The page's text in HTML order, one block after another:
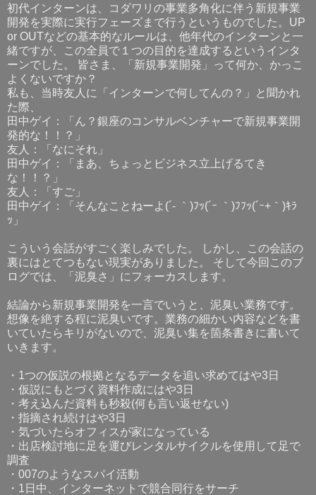
初代インターンは、コダワリの事業多角化に伴う新規事業
開発を実際に実行フェーズまで行うというものでした。UP
or OUTなどの基本的なルールは、他年代のインターンと一
緒ですが、この全員で１つの目的を達成するというインタ
ーンでした。 皆さま、「新規事業開発」って何か、かっこ
よくないですか？
私も、当時友人に「インターンで何してんの？」と聞かれ
た際、
田中ゲイ：「ん？銀座のコンサルベンチャーで新規事業開
発的な！！？」
友人：「なにそれ」
田中ゲイ：「まあ、ちょっとビジネス立上げるてき
な！！？」
友人：「すご」
田中ゲイ：「そんなことねーよ(´- ｀)ﾌｯ(´ｰ ｀)ﾌﾌｯ(´ｰ+｀)ｷﾗ
ｯ」
こういう会話がすごく楽しみでした。 しかし、この会話の
裏にはとてつもない現実がありました。 そして今回このブ
ログでは、「泥臭さ」にフォーカスします。
結論から新規事業開発を一言でいうと、泥臭い業務です。
想像を絶する程に泥臭いです。業務の細かい内容などを書
いていたらキリがないので、泥臭い集を箇条書きに書いて
いきます。
・1つの仮説の根拠となるデータを追い求めてはや3日
・仮説にもとづく資料作成にはや3日
・考え込んだ資料も秒殺(何も言い返せない)
・指摘され続けはや3日
・気づいたらオフィスが家になっている
・出店検討地に足を運びレンタルサイクルを使用して足で
調査
・007のようなスパイ活動
・1日中、インターネットで競合同行をサーチ